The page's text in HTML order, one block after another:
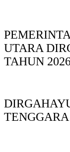
UTARA
TAHUN
TENGGARA